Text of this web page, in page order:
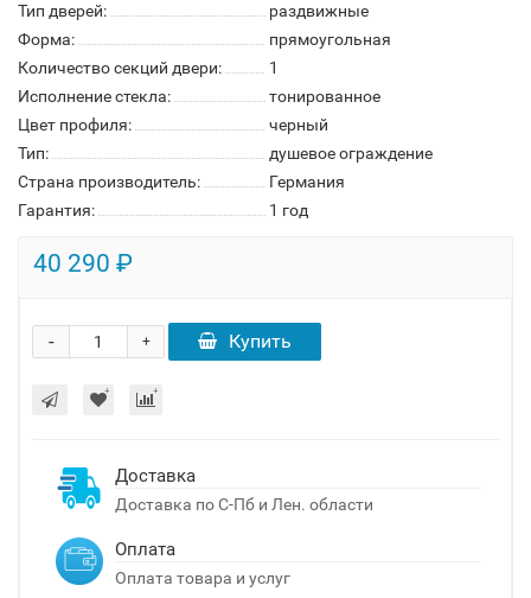
Тип дверей:
раздвижные
Форма:
прямоугольная
Количество секций двери:
1
Исполнение стекла:
тонированное
Цвет профиля:
черный
Тип:
душевое ограждение
Страна производитель:
Германия
Гарантия:
1 год
40 290 ₽
+
- Купить
Доставка
Доставка по С-Пб и Лен. области
Оплата
Оплата товара и услуг